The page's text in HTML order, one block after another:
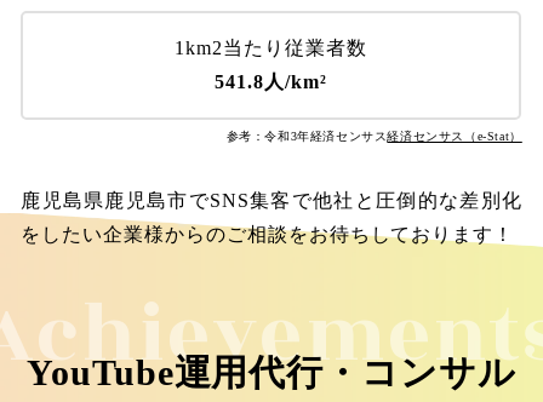
1km2当たり従業者数
541.8人/km²
参考：令和3年経済センサス経済センサス（e-Stat）
鹿児島県鹿児島市でSNS集客で他社と圧倒的な差別化
をしたい企業様からのご相談をお待ちしております！
YouTube運用代行・コンサル